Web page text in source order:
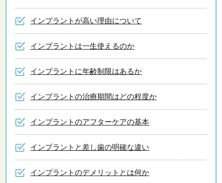
インプラントが高い理由について
インプラントは一生使えるのか
インプラントに年齢制限はあるか
インプラントの治療期間はどの程度か
インプラントのアフターケアの基本
インプラントと差し歯の明確な違い
インプラントのデメリットとは何か